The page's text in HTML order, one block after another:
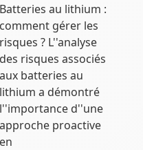
Batteries au lithium :
comment gérer les
risques ? L''analyse
des risques associés
aux batteries au
lithium a démontré
l''importance d''une
approche proactive
en